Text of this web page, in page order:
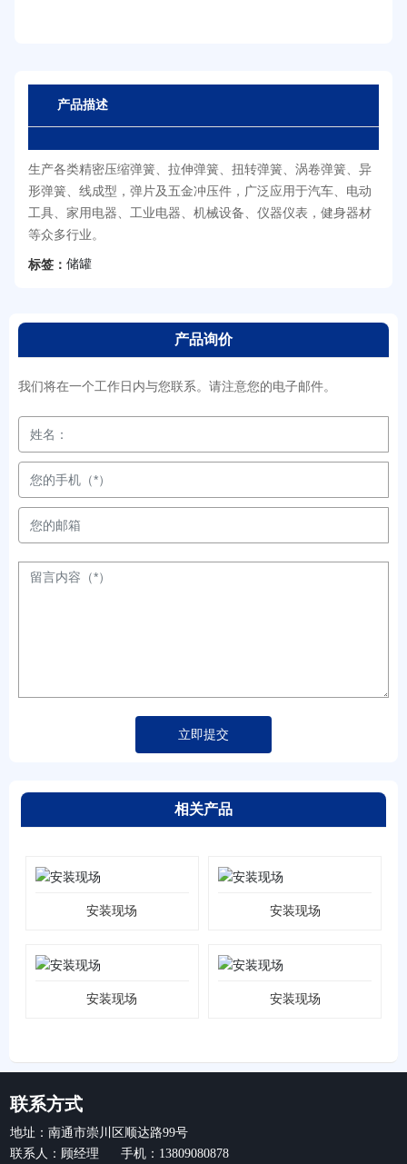
产品描述
生产各类精密压缩弹簧、拉伸弹簧、扭转弹簧、涡卷弹簧、异
形弹簧、线成型，弹片及五金冲压件，广泛应用于汽车、电动
工具、家用电器、工业电器、机械设备、仪器仪表，健身器材
等众多行业。
标签： 储罐
产品询价
我们将在一个工作日内与您联系。请注意您的电子邮件。
立即提交
相关产品
安装现场 安装现场
安装现场 安装现场
联系方式
地址：南通市崇川区顺达路99号
联系人：顾经理 手机：13809080878